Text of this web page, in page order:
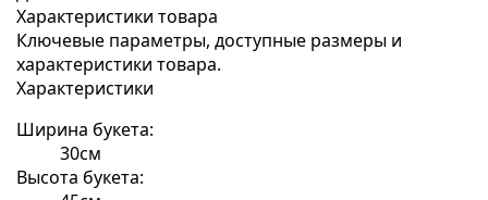
Характеристики товара
Ключевые параметры, доступные размеры и
характеристики товара.
Характеристики
Ширина букета:
30см
Высота букета: